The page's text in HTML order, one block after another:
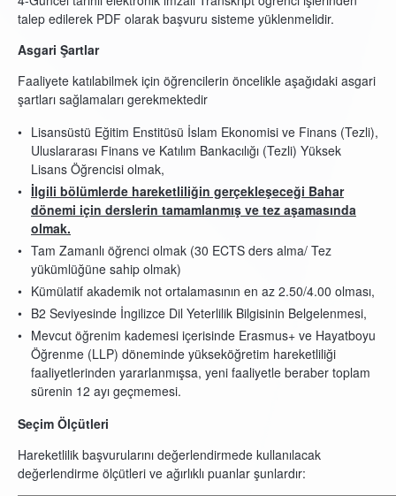
talep edilerek PDF olarak başvuru sisteme yüklenmelidir.
Asgari Şartlar
Faaliyete katılabilmek için öğrencilerin öncelikle aşağıdaki asgari
şartları sağlamaları gerekmektedir
Lisansüstü Eğitim Enstitüsü İslam Ekonomisi ve Finans (Tezli),
Uluslararası Finans ve Katılım Bankacılığı (Tezli) Yüksek
Lisans Öğrencisi olmak,
İlgili bölümlerde hareketliliğin gerçekleşeceği Bahar
dönemi için derslerin tamamlanmış ve tez aşamasında
olmak.
Tam Zamanlı öğrenci olmak (30 ECTS ders alma/ Tez
yükümlüğüne sahip olmak)
Kümülatif akademik not ortalamasının en az 2.50/4.00 olması,
B2 Seviyesinde İngilizce Dil Yeterlilik Bilgisinin Belgelenmesi,
Mevcut öğrenim kademesi içerisinde Erasmus+ ve Hayatboyu
Öğrenme (LLP) döneminde yükseköğretim hareketliliği
faaliyetlerinden yararlanmışsa, yeni faaliyetle beraber toplam
sürenin 12 ayı geçmemesi.
Seçim Ölçütleri
Hareketlilik başvurularını değerlendirmede kullanılacak
değerlendirme ölçütleri ve ağırlıklı puanlar şunlardır: